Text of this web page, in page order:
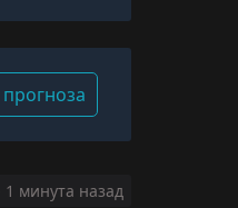
1 минута назад